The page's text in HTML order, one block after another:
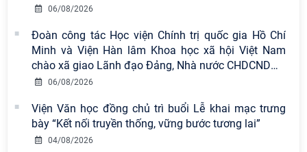
06/08/2026
Đoàn công tác Học viện Chính trị quốc gia Hồ Chí
Minh và Viện Hàn lâm Khoa học xã hội Việt Nam
chào xã giao Lãnh đạo Đảng, Nhà nước CHDCND…
06/08/2026
Viện Văn học đồng chủ trì buổi Lễ khai mạc trưng
bày “Kết nối truyền thống, vững bước tương lai”
04/08/2026
Viện Hàn lâm Khoa học xã hội Việt
Nam có 02 tác phẩm đạt giải khuyến